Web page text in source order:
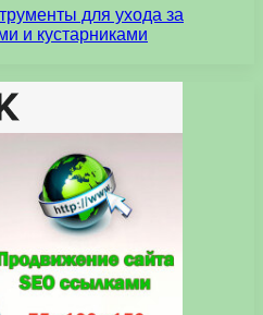
для ухода за
и кустарниками